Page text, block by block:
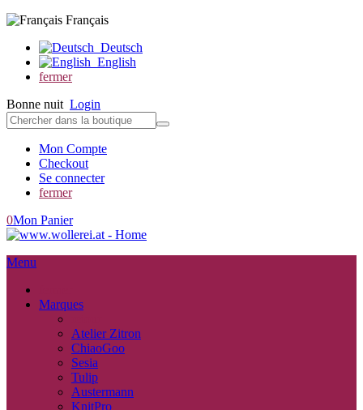
Français
Deutsch
English
fermer
Bonne nuit Login
Mon Compte
Checkout
Se connecter
fermer
0Mon Panier
Menu
Marques
Atelier Zitron
ChiaoGoo
Sesia
Tulip
Austermann
KnitPro